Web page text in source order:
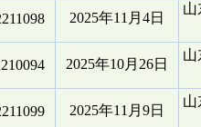
2025年11月4日
山
2025年10月26日
山
2025年11月9日
山